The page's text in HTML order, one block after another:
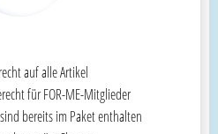
auf alle Artikel
für FOR-ME-Mitglieder
bereits im Paket enthalten